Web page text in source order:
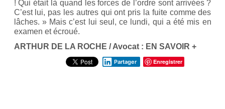
! Qui était là quand les forces de l’ordre sont arrivées ?
C’est lui, pas les autres qui ont pris la fuite comme des
lâches. » Mais c’est lui seul, ce lundi, qui a été mis en
examen et écroué.
ARTHUR DE LA ROCHE / Avocat : EN SAVOIR +
Partager Enregistrer